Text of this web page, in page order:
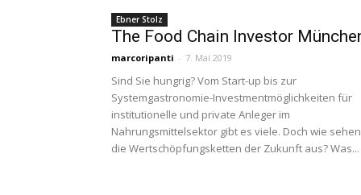
Ebner Stolz
The Food Chain Investor
marcoripanti - 7. Mai 2019
Sind Sie hungrig? Vom Start-up bis zur
Systemgastronomie-Investmentmöglichkeiten für
institutionelle und private Anleger im
Nahrungsmittelsektor gibt es viele. Doch wie sehen
die Wertschöpfungsketten der Zukunft aus? Was...